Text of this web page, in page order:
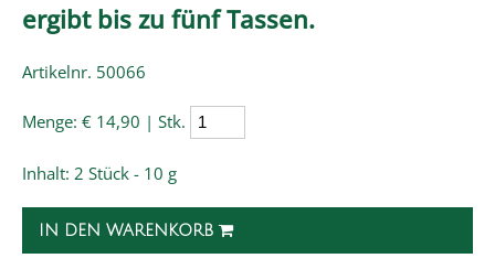
ergibt bis zu fünf Tassen.
Artikelnr. 50066
Menge: € 14,90 | Stk.
Inhalt: 2 Stück - 10 g
IN DEN WARENKORB